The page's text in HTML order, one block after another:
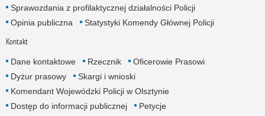
Sprawozdania z profilaktycznej działalności Policji
Opinia publiczna
Statystyki Komendy Głównej Policji
Kontakt
Dane kontaktowe Rzecznik
Oficerowie Prasowi
Dyżur prasowy
Skargi i wnioski
Komendant Wojewódzki Policji w Olsztynie
Dostęp do informacji publicznej
Petycje